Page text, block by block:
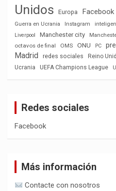
Unidos
Europa Facebook
Guerra en Ucrania Instagram
Liverpool Manchester city
octavos de final OMS ONU PC
Madrid
redes sociales Reino
Ucrania
UEFA Champions League
Redes sociales
Facebook
Más información
Contacte con nosotros